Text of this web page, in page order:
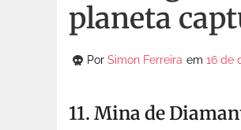
planeta
Por Simon Ferreira em 16 de
11. Mina de